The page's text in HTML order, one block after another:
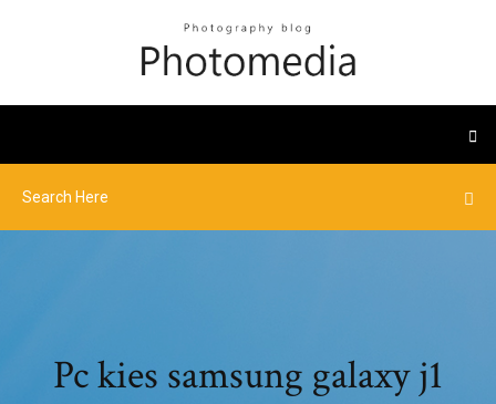
Pc kies samsung galaxy j1